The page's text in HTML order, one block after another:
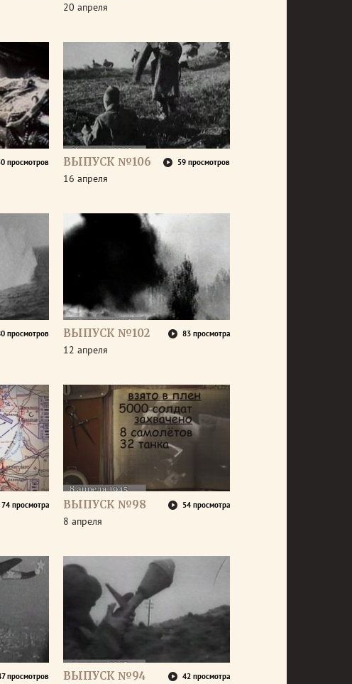
20 апреля
просмотров ВЫПУСК №106 59 просмотров
16 апреля
просмотров ВЫПУСК №102 83 просмотра
12 апреля
74 просмотра ВЫПУСК №98 54 просмотра
8 апреля
просмотров ВЫПУСК №94 42 просмотра